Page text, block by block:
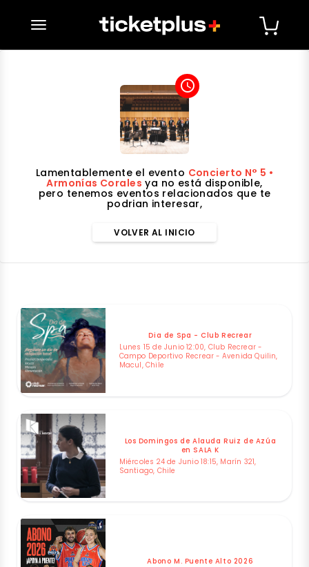
desplegar navegación
access_time
Lamentablemente el evento Concierto N° 5 •
Armonías Corales ya no está disponible,
pero tenemos eventos relacionados que te
podrian interesar,
VOLVER AL INICIO
Dia de Spa - Club Recrear
Lunes 15 de Junio 12:00, Club Recrear -
Campo Deportivo Recrear - Avenida Quilin,
Macul, Chile
Los Domingos de Alauda Ruiz de Azúa
en SALA K
Miércoles 24 de Junio 18:15, Marín 321,
Santiago, Chile
Abono M. Puente Alto 2026